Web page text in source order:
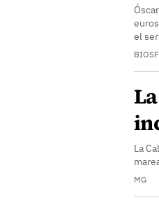
el
La
MG